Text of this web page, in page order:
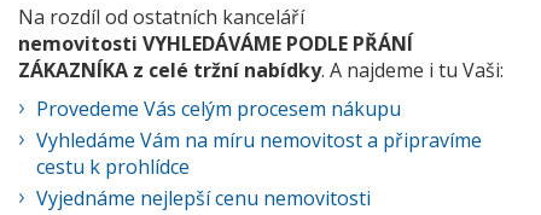
Na rozdíl od ostatních kanceláří
nemovitosti VYHLEDÁVÁME PODLE PŘÁNÍ
ZÁKAZNÍKA z celé tržní nabídky. A najdeme i tu Vaši:
Provedeme Vás celým procesem nákupu
Vyhledáme Vám na míru nemovitost a připravíme
cestu k prohlídce
Vyjednáme nejlepší cenu nemovitosti